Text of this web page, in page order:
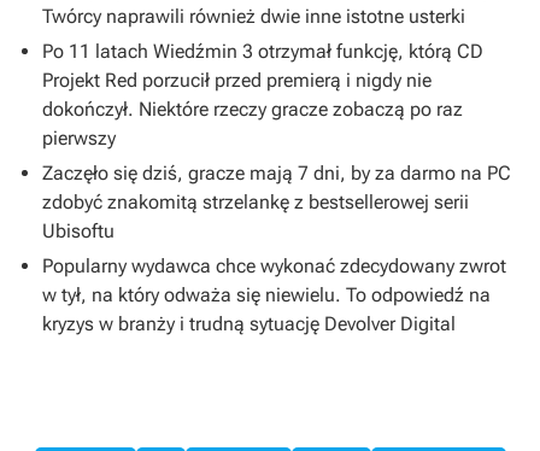
Twórcy naprawili również dwie inne istotne usterki
Po 11 latach Wiedźmin 3 otrzymał funkcję, którą CD
Projekt Red porzucił przed premierą i nigdy nie
dokończył. Niektóre rzeczy gracze zobaczą po raz
pierwszy
Zaczęło się dziś, gracze mają 7 dni, by za darmo na PC
zdobyć znakomitą strzelankę z bestsellerowej serii
Ubisoftu
Popularny wydawca chce wykonać zdecydowany zwrot
w tył, na który odważa się niewielu. To odpowiedź na
kryzys w branży i trudną sytuację Devolver Digital